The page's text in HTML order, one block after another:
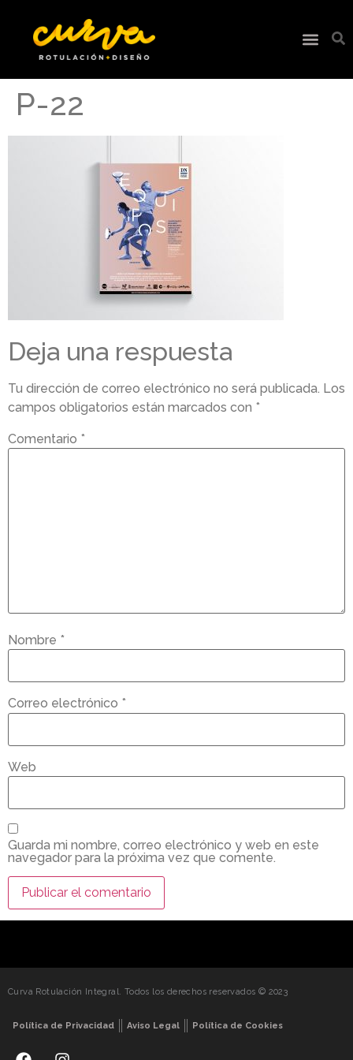
P-22
Deja una respuesta
Tu dirección de correo electrónico no será publicada. Los
campos obligatorios están marcados con *
Comentario *
Nombre *
Correo electrónico *
Web
Guarda mi nombre, correo electrónico y web en este
navegador para la próxima vez que comente.
Curva Rotulación Integral. Todos los derechos reservados © 2023
Política de Privacidad Aviso Legal Política de Cookies